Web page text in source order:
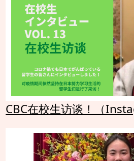
CBC在校生访谈！（